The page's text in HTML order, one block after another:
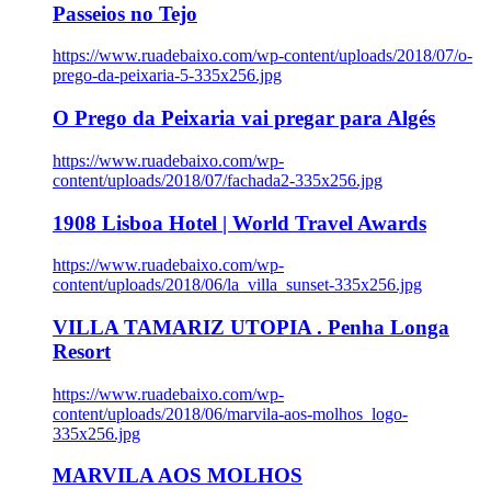
Passeios no Tejo
https://www.ruadebaixo.com/wp-content/uploads/2018/07/o-
prego-da-peixaria-5-335x256.jpg
O Prego da Peixaria vai pregar para Algés
https://www.ruadebaixo.com/wp-
content/uploads/2018/07/fachada2-335x256.jpg
1908 Lisboa Hotel | World Travel Awards
https://www.ruadebaixo.com/wp-
content/uploads/2018/06/la_villa_sunset-335x256.jpg
VILLA TAMARIZ UTOPIA . Penha Longa
Resort
https://www.ruadebaixo.com/wp-
content/uploads/2018/06/marvila-aos-molhos_logo-
335x256.jpg
MARVILA AOS MOLHOS